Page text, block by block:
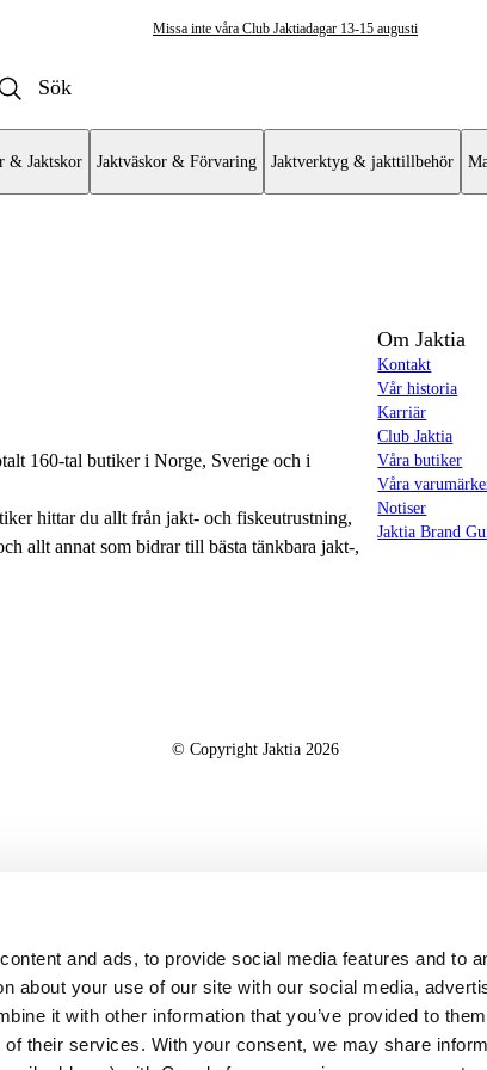
and ads, to provide social media features and to
about your use of our site with our social media,
it with other information that you’ve provided to
of their services. With your consent, we may share
Missa inte våra Club Jaktiadagar 13-15 augusti
& Jaktskor Jaktväskor & Förvaring Jaktverktyg & jakttillbehör
160-tal butiker i Norge, Sverige och i
hittar du allt från jakt- och fiskeutrustning,
allt annat som bidrar till bästa tänkbara jakt-,
Om Jaktia
Kontakt
Vår historia
Karriär
Club Jaktia
Våra butiker
Våra
Notiser
Jaktia Brand
© Copyright Jaktia 2026